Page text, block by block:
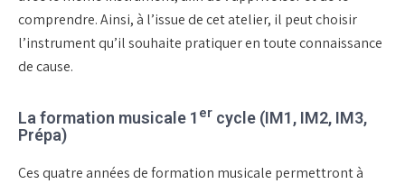
comprendre. Ainsi, à l’issue de cet atelier, il peut choisir
l’instrument qu’il souhaite pratiquer en toute connaissance
de cause.
La formation musicale 1 er cycle (IM1, IM2, IM3,
Prépa)
Ces quatre années de formation musicale permettront à